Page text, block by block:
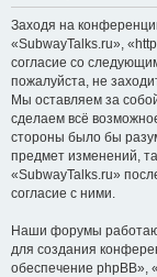
Заходя на
«SubwayTalks.ru»,
согласие со
пожалуйста, не
Мы оставляем за
сделаем всё
стороны было бы
предмет изменений,
«SubwayTalks.ru»
согласие с ними.
Наши форумы
для создания
обеспечение phpBB»,